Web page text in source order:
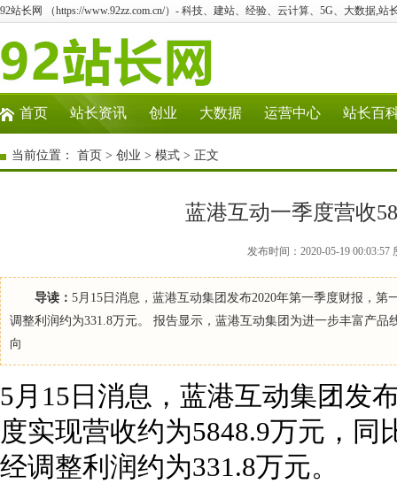
92站长网 （https://www.92zz.com.cn/）- 科技、建站、经验、云计算、5G、大数据,站
首页 站长资讯 创业 大数据 运营中心 站长百
当前位置： 首页 > 创业 > 模式 > 正文
蓝港互动一季度营收
发布时间：2020-05-19
导读： 5月15日消息，蓝港互动集团发布2020年第一季度财报，
调整利润约为331.8万元。 报告显示，蓝港互动集团为进一步丰富产
向
5月15日消息，蓝港互动集团发
度实现营收约为5848.9万元，同
经调整利润约为331.8万元。